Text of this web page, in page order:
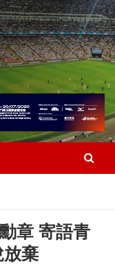
章 寄語青
棄